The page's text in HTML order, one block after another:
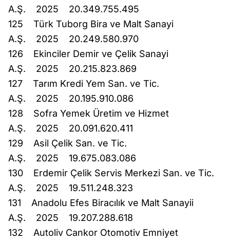
A.Ş. 2025 20.349.755.495
125 Türk Tuborg Bira ve Malt Sanayi
A.Ş. 2025 20.249.580.970
126 Ekinciler Demir ve Çelik Sanayi
A.Ş. 2025 20.215.823.869
127 Tarım Kredi Yem San. ve Tic.
A.Ş. 2025 20.195.910.086
128 Sofra Yemek Üretim ve Hizmet
A.Ş. 2025 20.091.620.411
129 Asil Çelik San. ve Tic.
A.Ş. 2025 19.675.083.086
130 Erdemir Çelik Servis Merkezi San. ve Tic.
A.Ş. 2025 19.511.248.323
131 Anadolu Efes Biracılık ve Malt Sanayii
A.Ş. 2025 19.207.288.618
132 Autoliv Cankor Otomotiv Emniyet